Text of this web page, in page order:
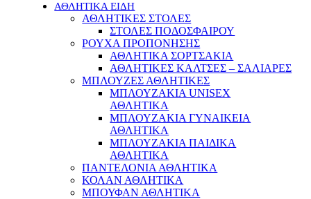
ΑΘΛΗΤΙΚΑ ΕΙΔΗ
ΑΘΛΗΤΙΚΕΣ ΣΤΟΛΕΣ
ΣΤΟΛΕΣ ΠΟΔΟΣΦΑΙΡΟΥ
ΡΟΥΧΑ ΠΡΟΠΟΝΗΣΗΣ
ΑΘΛΗΤΙΚΑ ΣΟΡΤΣΑΚΙΑ
ΑΘΛΗΤΙΚΕΣ ΚΑΛΤΣΕΣ – ΣΑΛΙΑΡΕΣ
ΜΠΛΟΥΖΕΣ ΑΘΛΗΤΙΚΕΣ
ΜΠΛΟΥΖΑΚΙΑ UNISEX
ΑΘΛΗΤΙΚΑ
ΜΠΛΟΥΖΑΚΙΑ ΓΥΝΑΙΚΕΙΑ
ΑΘΛΗΤΙΚΑ
ΜΠΛΟΥΖΑΚΙΑ ΠΑΙΔΙΚΑ
ΑΘΛΗΤΙΚΑ
ΠΑΝΤΕΛΟΝΙΑ ΑΘΛΗΤΙΚΑ
ΚΟΛΑΝ ΑΘΛΗΤΙΚΑ
ΜΠΟΥΦΑΝ ΑΘΛΗΤΙΚΑ